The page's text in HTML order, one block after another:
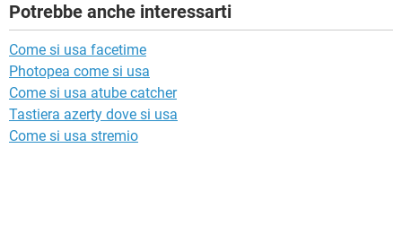
Potrebbe anche interessarti
Come si usa facetime
Photopea come si usa
Come si usa atube catcher
Tastiera azerty dove si usa
Come si usa stremio